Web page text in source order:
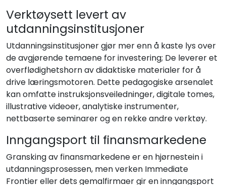
Verktøysett levert av
utdanningsinstitusjoner
Utdanningsinstitusjoner gjør mer enn å kaste lys over
de avgjørende temaene for investering; De leverer et
overflødighetshorn av didaktiske materialer for å
drive læringsmotoren. Dette pedagogiske arsenalet
kan omfatte instruksjonsveiledninger, digitale tomes,
illustrative videoer, analytiske instrumenter,
nettbaserte seminarer og en rekke andre verktøy.
Inngangsport til finansmarkedene
Gransking av finansmarkedene er en hjørnestein i
utdanningsprosessen, men verken Immediate
Frontier eller dets gemalfirmaer gir en inngangsport